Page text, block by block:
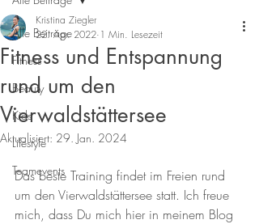
Alle Beiträge
Fitness
Beauty
Kids
Lifestyle
Teamevents
Fitness und Entspannung
rund um den
Vierwaldstättersee
Kristina Ziegler
22. Apr. 2022 1 Min. Lesezeit
Aktualisiert: 29. Jan. 2024
Das beste Training findet im Freien rund
um den Vierwaldstättersee statt. Ich freue
mich, dass Du mich hier in meinem Blog